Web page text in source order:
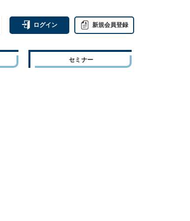
ログイン 新規会員登録
セミナー